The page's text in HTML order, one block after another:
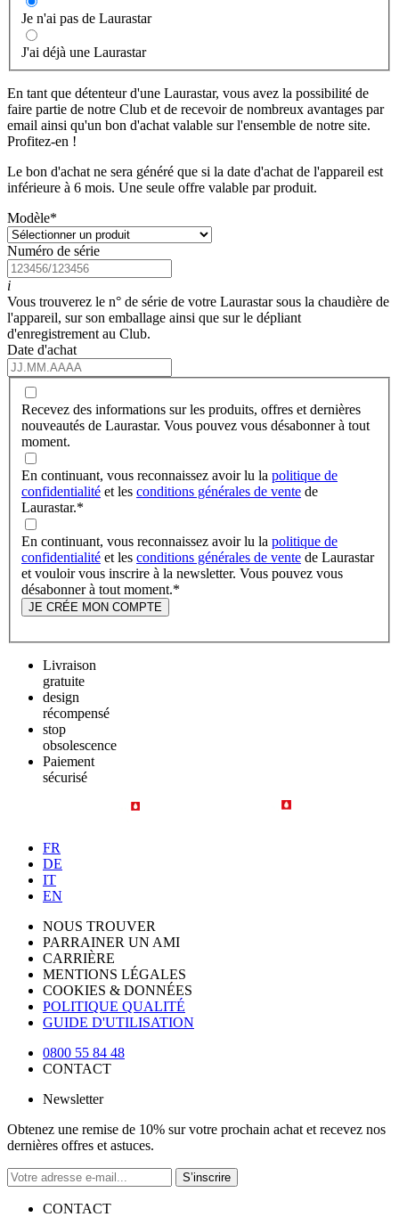
Je n'ai pas de Laurastar
J'ai déjà une Laurastar
En tant que détenteur d'une Laurastar, vous avez la possibilité de
faire partie de notre Club et de recevoir de nombreux avantages par
email ainsi qu'un bon d'achat valable sur l'ensemble de notre site.
Profitez-en !
Le bon d'achat ne sera généré que si la date d'achat de l'appareil est
inférieure à 6 mois. Une seule offre valable par produit.
Modèle*
Numéro de série
i
Vous trouverez le n° de série de votre Laurastar sous la chaudière de
l'appareil, sur son emballage ainsi que sur le dépliant
d'enregistrement au Club.
Date d'achat
Recevez des informations sur les produits, offres et dernières
nouveautés de Laurastar. Vous pouvez vous désabonner à tout
moment.
En continuant, vous reconnaissez avoir lu la politique de
confidentialité et les conditions générales de vente de
Laurastar.*
En continuant, vous reconnaissez avoir lu la politique de
confidentialité et les conditions générales de vente de Laurastar
et vouloir vous inscrire à la newsletter. Vous pouvez vous
désabonner à tout moment.*
JE CRÉE MON COMPTE
Livraison
gratuite
design
récompensé
stop
obsolescence
Paiement
sécurisé
FR
DE
IT
EN
NOUS TROUVER
PARRAINER UN AMI
CARRIÈRE
MENTIONS LÉGALES
COOKIES & DONNÉES
POLITIQUE QUALITÉ
GUIDE D'UTILISATION
0800 55 84 48
CONTACT
Newsletter
Obtenez une remise de 10% sur votre prochain achat et recevez nos
dernières offres et astuces.
S’inscrire
CONTACT